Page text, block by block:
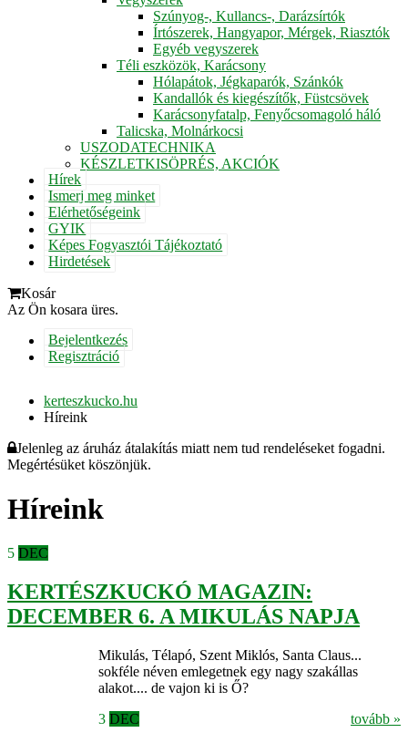
Szúnyog-, Kullancs-, Darázsírtók
Írtószerek, Hangyapor, Mérgek, Riasztók
Egyéb vegyszerek
Téli eszközök, Karácsony
Hólapátok, Jégkaparók, Szánkók
Kandallók és kiegészítők, Füstcsövek
Karácsonyfatalp, Fenyőcsomagoló háló
Talicska, Molnárkocsi
USZODATECHNIKA
KÉSZLETKISÖPRÉS, AKCIÓK
Hírek
Ismerj meg minket
Elérhetőségeink
GYIK
Képes Fogyasztói Tájékoztató
Hirdetések
Kosár
Az Ön kosara üres.
Bejelentkezés
Regisztráció
kerteszkucko.hu
Híreink
Jelenleg az áruház átalakítás miatt nem tud rendeléseket fogadni.
Megértésüket köszönjük.
Híreink
5 DEC
KERTÉSZKUCKÓ MAGAZIN:
DECEMBER 6. A MIKULÁS NAPJA
Mikulás, Télapó, Szent Miklós, Santa Claus...
sokféle néven emlegetnek egy nagy szakállas
alakot.... de vajon ki is Ő?
tovább »
3 DEC